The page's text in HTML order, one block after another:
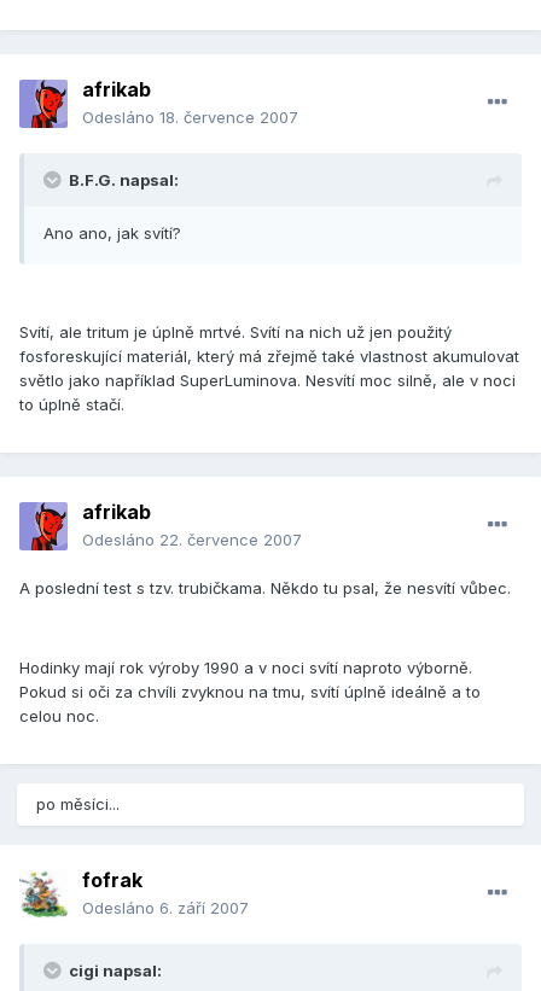
afrikab
Odesláno 18. července 2007
B.F.G. napsal:
Ano ano, jak svítí?
Svítí, ale tritum je úplně mrtvé. Svítí na nich už jen použitý
fosforeskující materiál, který má zřejmě také vlastnost akumulovat
světlo jako například SuperLuminova. Nesvítí moc silně, ale v noci
to úplně stačí.
afrikab
Odesláno 22. července 2007
A poslední test s tzv. trubičkama. Někdo tu psal, že nesvítí vůbec.
Hodinky mají rok výroby 1990 a v noci svítí naproto výborně.
Pokud si oči za chvíli zvyknou na tmu, svítí úplně ideálně a to
celou noc.
po měsíci...
fofrak
Odesláno 6. září 2007
cigi napsal: